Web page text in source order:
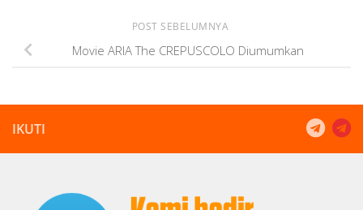
POST SEBELUMNYA
Movie ARIA The CREPUSCOLO Diumumkan
IKUTI